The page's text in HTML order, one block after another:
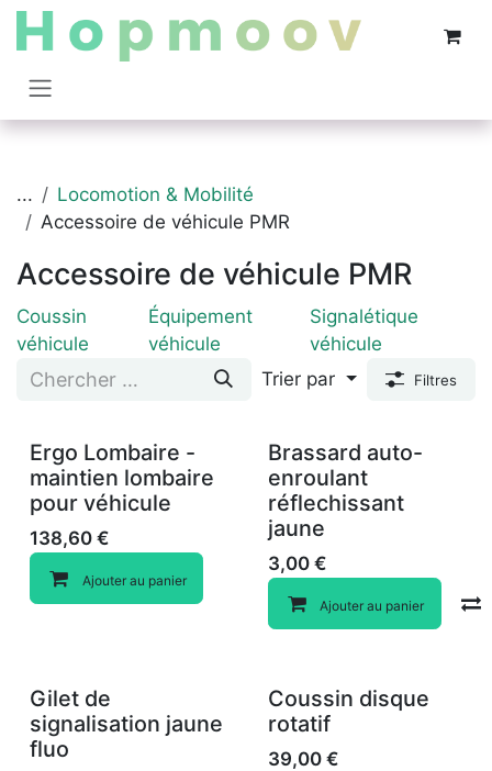
Se rendre au contenu
...
Locomotion & Mobilité
Accessoire de véhicule PMR
Accessoire de véhicule PMR
Coussin
véhicule
Équipement
véhicule
Signalétique
véhicule
Trier par
Filtres
Ergo Lombaire -
maintien lombaire
pour véhicule
138,60 €
Ajouter au panier
Brassard auto-
enroulant
réflechissant
jaune
3,00€
Ajouter au panier
Gilet de
signalisation jaune
fluo
Coussin disque
rotatif
39,00€